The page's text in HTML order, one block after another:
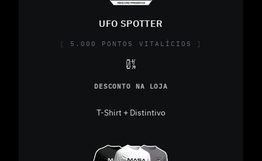
UFO SPOTTER
5.000 PONTOS VITALÍCIOS
0%
DESCONTO NA LOJA
T-Shirt + Distintivo